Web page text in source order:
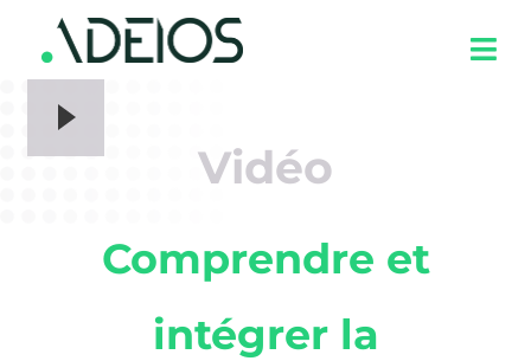
Vidéo
Comprendre et
intégrer la